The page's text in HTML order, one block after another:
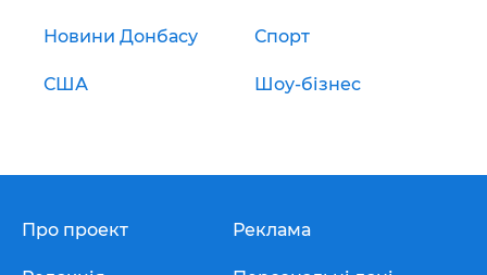
Новини Донбасу Спорт
США Шоу-бізнес
Про проект Реклама